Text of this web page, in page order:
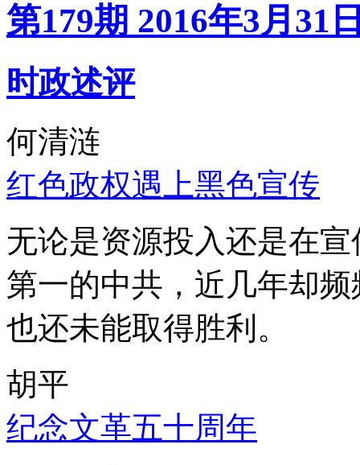
第179期 2016年3月31
时政述评
何清涟
红色政权遇上黑色宣传
无论是资源投入还是在
第一的中共，近几年却
也还未能取得胜利。
胡平
纪念文革五十周年